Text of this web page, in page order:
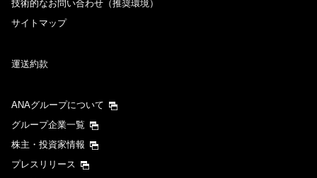
技術的なお問い合わせ（推奨環境）
サイトマップ
運送約款
ANAグループについて
グループ企業一覧
株主・投資家情報
プレスリリース